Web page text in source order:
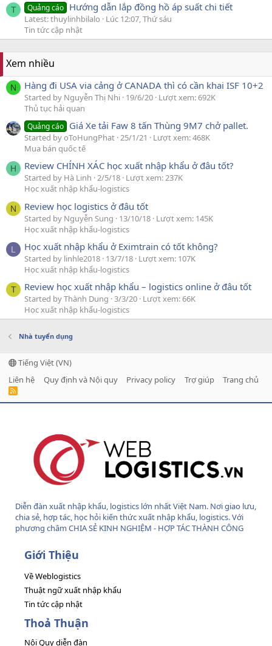
T Quảng cáo Hướng dẫn lắp đồng hồ áp suất chi tiết
Latest: thuylinhbilalo
Lúc 12:07, Thứ sáu
Tin tức cập nhật
Xem nhiều
N Hàng đi USA via cảng ở CANADA thì có cần khai ISF 10+2
Started by Nguyễn Thị Nhi 19/6/20 Lượt xem: 692K
Thủ tục hải quan
Quảng cáo Giá Xe tải Faw 8 tấn Thùng 9M7 chở pallet.
Started by oToHungPhat 25/1/21
Lượt xem: 468K
Mua bán quốc tế
H Review CHÍNH XÁC học xuất nhập khẩu ở đâu tốt?
Started by Hà Linh 2/5/18 Lượt xem: 237K
Học xuất nhập khẩu-logistics
N Review học logistics ở đâu tốt
Started by Nguyễn Sung 13/10/18 Lượt xem: 145K
Học xuất nhập khẩu-logistics
L Học xuất nhập khẩu ở Eximtrain có tốt không?
Started by linhle2018 13/7/18 Lượt xem: 107K
Học xuất nhập khẩu-logistics
T Review học xuất nhập khẩu – logistics online ở đâu tốt
Started by Thành Dung 3/3/20 Lượt xem: 66K
Học xuất nhập khẩu-logistics
Nhà tuyển dụng
Tiếng Việt (VN)
Liên hệ
Quy định và Nội quy Privacy policy Trợ giúp Trang chủ
R
Diễn đàn xuất nhập khẩu, logistics lớn nhất Việt Nam. Nơi giao lưu,
chia sẻ, hợp tác, học hỏi kiến thức xuất nhập khẩu, logistics. Với
phương châm CHIA SẺ KINH NGHIỆM - HỢP TÁC THÀNH CÔNG
Giới Thiệu
Về Weblogistics
Thuật ngữ xuất nhập khẩu
Tin tức cập nhật
Thoả Thuận
Nội Quy diễn đàn